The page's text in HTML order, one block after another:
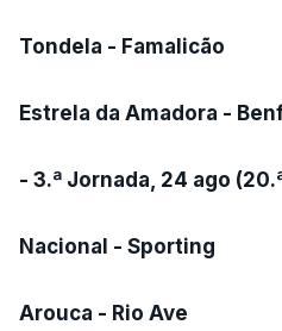
Tondela - Famalicão
Estrela da Amadora -
- 3.ª Jornada, 24 ago
Nacional - Sporting
Arouca - Rio Ave